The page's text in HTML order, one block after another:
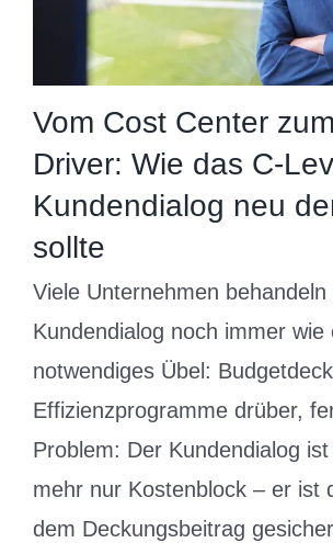
Vom Cost Center
Driver: Wie das C-
Kundendialog neu
sollte
Viele Unternehmen behandeln
Kundendialog noch immer wie
notwendiges Übel:
Effizienzprogramme drüber,
Problem: Der Kundendialog
mehr nur Kostenblock – er ist
dem Deckungsbeitrag